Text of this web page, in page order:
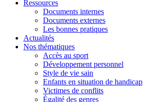
Ressources
Documents internes
Documents externes
Les bonnes pratiques
Actualités
Nos thématiques
Accès au sport
Développement personnel
Style de vie sain
Enfants en situation de handicap
Victimes de conflits
Égalité des genres